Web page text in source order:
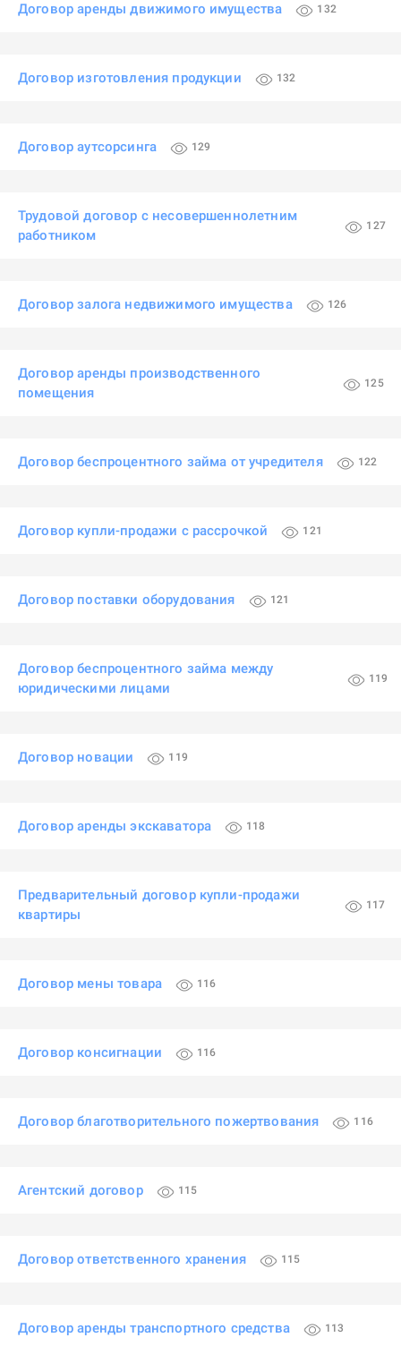
Договор аренды движимого имущества 132
Договор изготовления продукции 132
Договор аутсорсинга 129
Трудовой договор с несовершеннолетним
работником
127
Договор залога недвижимого имущества 126
Договор аренды производственного
помещения
125
Договор беспроцентного займа от учредителя 122
Договор купли-продажи с рассрочкой 121
Договор поставки оборудования 121
Договор беспроцентного займа между
юридическими лицами
119
Договор новации 119
Договор аренды экскаватора 118
Предварительный договор купли-продажи
квартиры
117
Договор мены товара 116
Договор консигнации 116
Договор благотворительного пожертвования 116
Агентский договор 115
Договор ответственного хранения 115
Договор аренды транспортного средства 113